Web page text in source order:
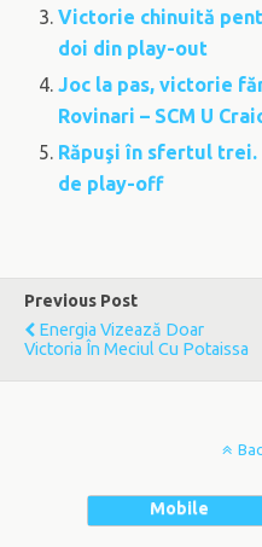
Victorie chinuită
doi din play-out
Joc la pas, victorie
Rovinari – SCM U
Răpuşi în sfertul trei.
de play-off
Previous Post
Energia Vizează Doar
Victoria În Meciul Cu Potaissa
Mobile